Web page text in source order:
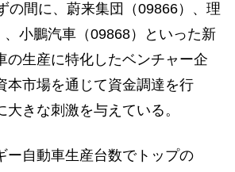
間に、蔚来集団（09866）、理
小鵬汽車（09868）といった新
の生産に特化したベンチャー企
本市場を通じて資金調達を行
大きな刺激を与えている。
自動車生産台数でトップの